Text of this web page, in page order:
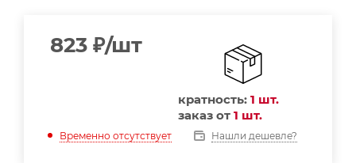
823 ₽/шт
кратность: 1 шт.
заказ от 1 шт.
Временно отсутствует Нашли дешевле?